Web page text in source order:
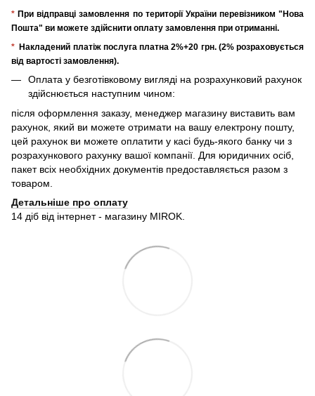
* При відправці замовлення по території України перевізником "Нова
Пошта" ви можете здійснити оплату замовлення при отриманні.
* Накладений платіж послуга платна 2%+20 грн. (2% розраховується
від вартості замовлення).
Оплата у безготівковому вигляді на розрахунковий рахунок
здійснюється наступним чином:
після оформлення заказу, менеджер магазину виставить вам
рахунок, який ви можете отримати на вашу електрону пошту,
цей рахунок ви можете оплатити у касі будь-якого банку чи з
розрахункового рахунку вашої компанії. Для юридичних осіб,
пакет всіх необхідних документів предоставляється разом з
товаром.
Детальніше про оплату
14 діб від інтернет - магазину MIROK.